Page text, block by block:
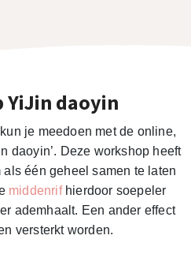
YiJin daoyin
je meedoen met de online,
daoyin’. Deze workshop heeft
één geheel samen te laten
middenrifhierdoor soepeler
ademhaalt. Een ander effect
versterkt worden.